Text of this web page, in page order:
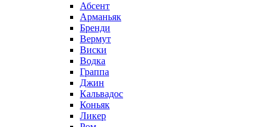
Абсент
Арманьяк
Бренди
Вермут
Виски
Водка
Граппа
Джин
Кальвадос
Коньяк
Ликер